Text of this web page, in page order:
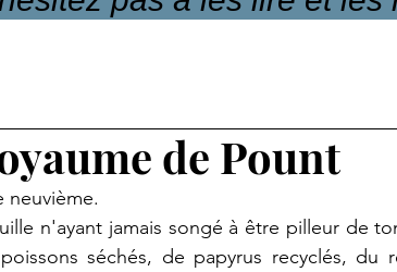
de Pount
neuvième.
n'ayant jamais songé à être pilleur de
séchés, de papyrus recyclés, du